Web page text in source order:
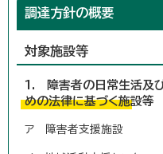
調達方針の概要
対象施設等
1. 障害者の日常生活及
めの法律に基づく施設等
ア 障害者支援施設